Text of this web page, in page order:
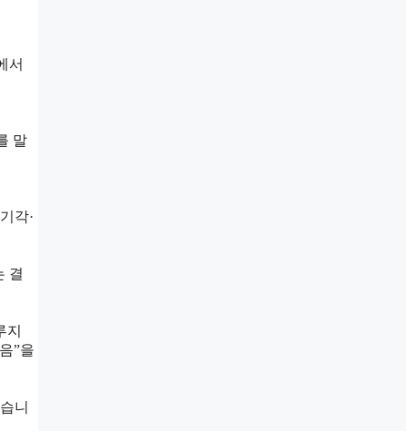
서
말
각·
결
”을
니